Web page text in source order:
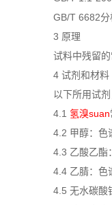
GB/T 6682
3 原理
试料中残留
4 试剂和材料
以下所用试
4.1 氢溴suan
4.2 甲醇：色
4.3 乙酸乙酯
4.4 乙腈：色
4.5 无水碳酸